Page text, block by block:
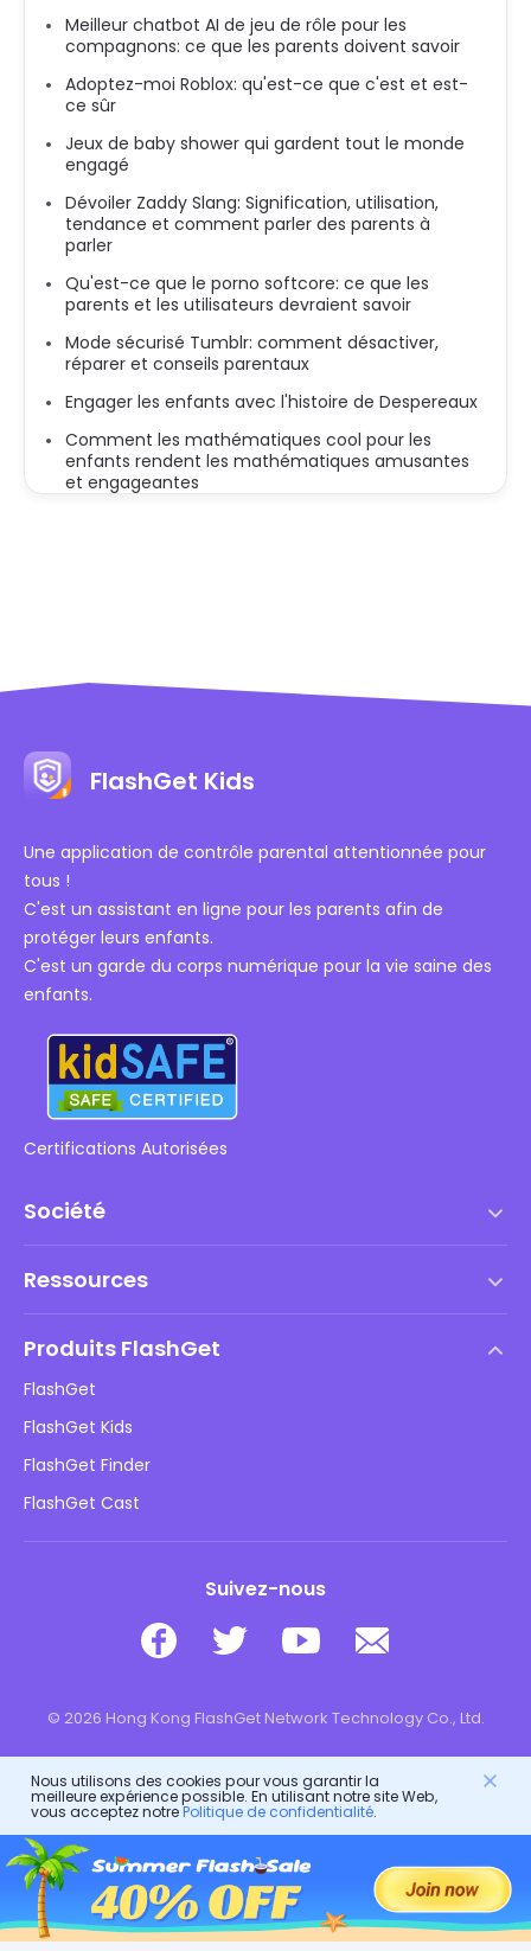
Meilleur chatbot AI de jeu de rôle pour les
compagnons: ce que les parents doivent savoir
Adoptez-moi Roblox: qu'est-ce que c'est et est-
ce sûr
Jeux de baby shower qui gardent tout le monde
engagé
Dévoiler Zaddy Slang: Signification, utilisation,
tendance et comment parler des parents à
parler
Qu'est-ce que le porno softcore: ce que les
parents et les utilisateurs devraient savoir
Mode sécurisé Tumblr: comment désactiver,
réparer et conseils parentaux
Engager les enfants avec l'histoire de Despereaux
Comment les mathématiques cool pour les
enfants rendent les mathématiques amusantes
et engageantes
FlashGet Kids
Une application de contrôle parental attentionnée pour
tous !
C'est un assistant en ligne pour les parents afin de
protéger leurs enfants.
C'est un garde du corps numérique pour la vie saine des
enfants.
Certifications Autorisées
Société
Politique DMCA
Politique de confidentialité
Politiques publicitaires
Ne vendez pas mes informations
Ressources
Sécurité des enfants en ligne
Télécharger
Produits FlashGet
FlashGet
FlashGet Kids
FlashGet Finder
FlashGet Cast
Suivez-nous
© 2026 Hong Kong FlashGet Network Technology Co., Ltd.
Nous utilisons des cookies pour vous garantir la
meilleure expérience possible. En utilisant notre site Web,
vous acceptez notrePolitique de confidentialité.